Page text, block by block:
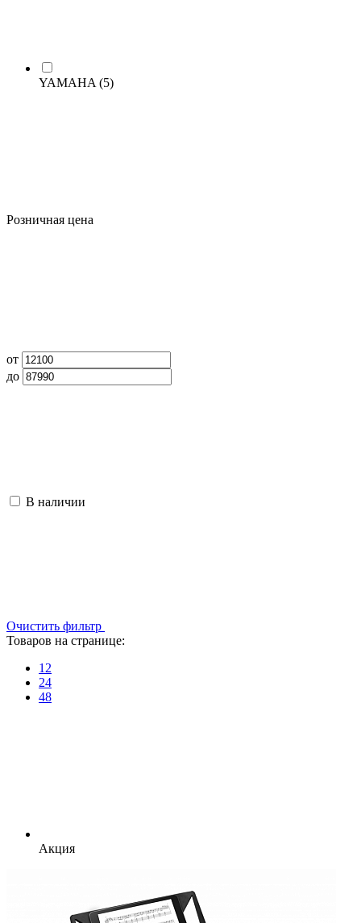
YAMAHA (5)
Розничная цена
от
до
В наличии
Очистить фильтр
Товаров на странице:
12
24
48
Акция